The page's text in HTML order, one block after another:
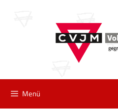
Menü